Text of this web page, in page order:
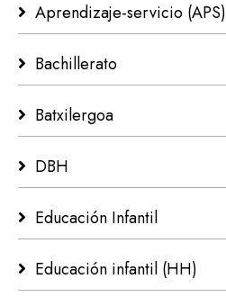
Aprendizaje-servicio (APS)
Bachillerato
Batxilergoa
DBH
Educación Infantil
Educación infantil (HH)